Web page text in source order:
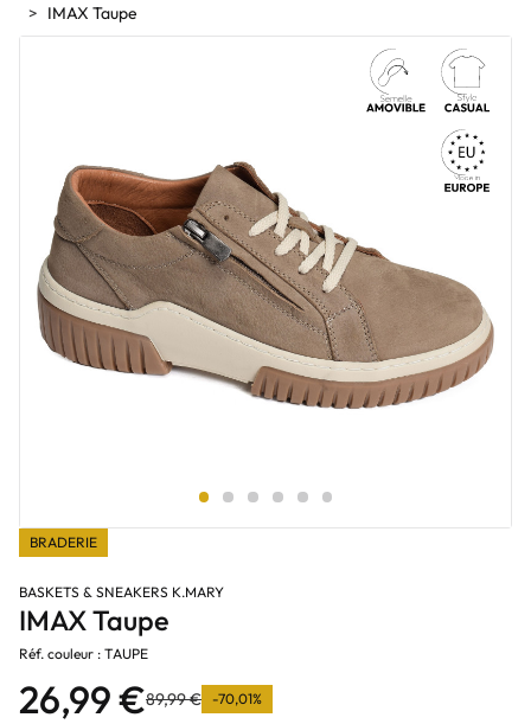
IMAX Taupe
BRADERIE
BASKETS & SNEAKERS K.MARY
IMAX Taupe
Réf. couleur : TAUPE
26,99 €89,99 € -70,01%